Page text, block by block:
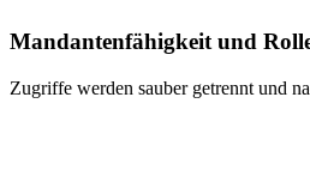
Mandantenfähigkeit und
Zugriffe werden sauber getrennt und